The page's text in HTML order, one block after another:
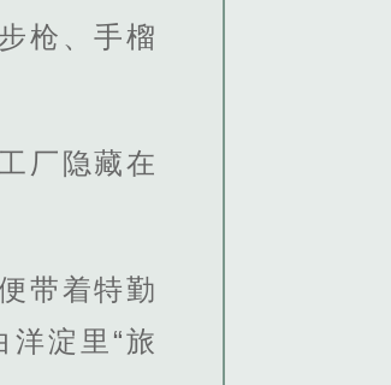
枪、手榴
厂隐藏在
带着特勤
淀里“旅